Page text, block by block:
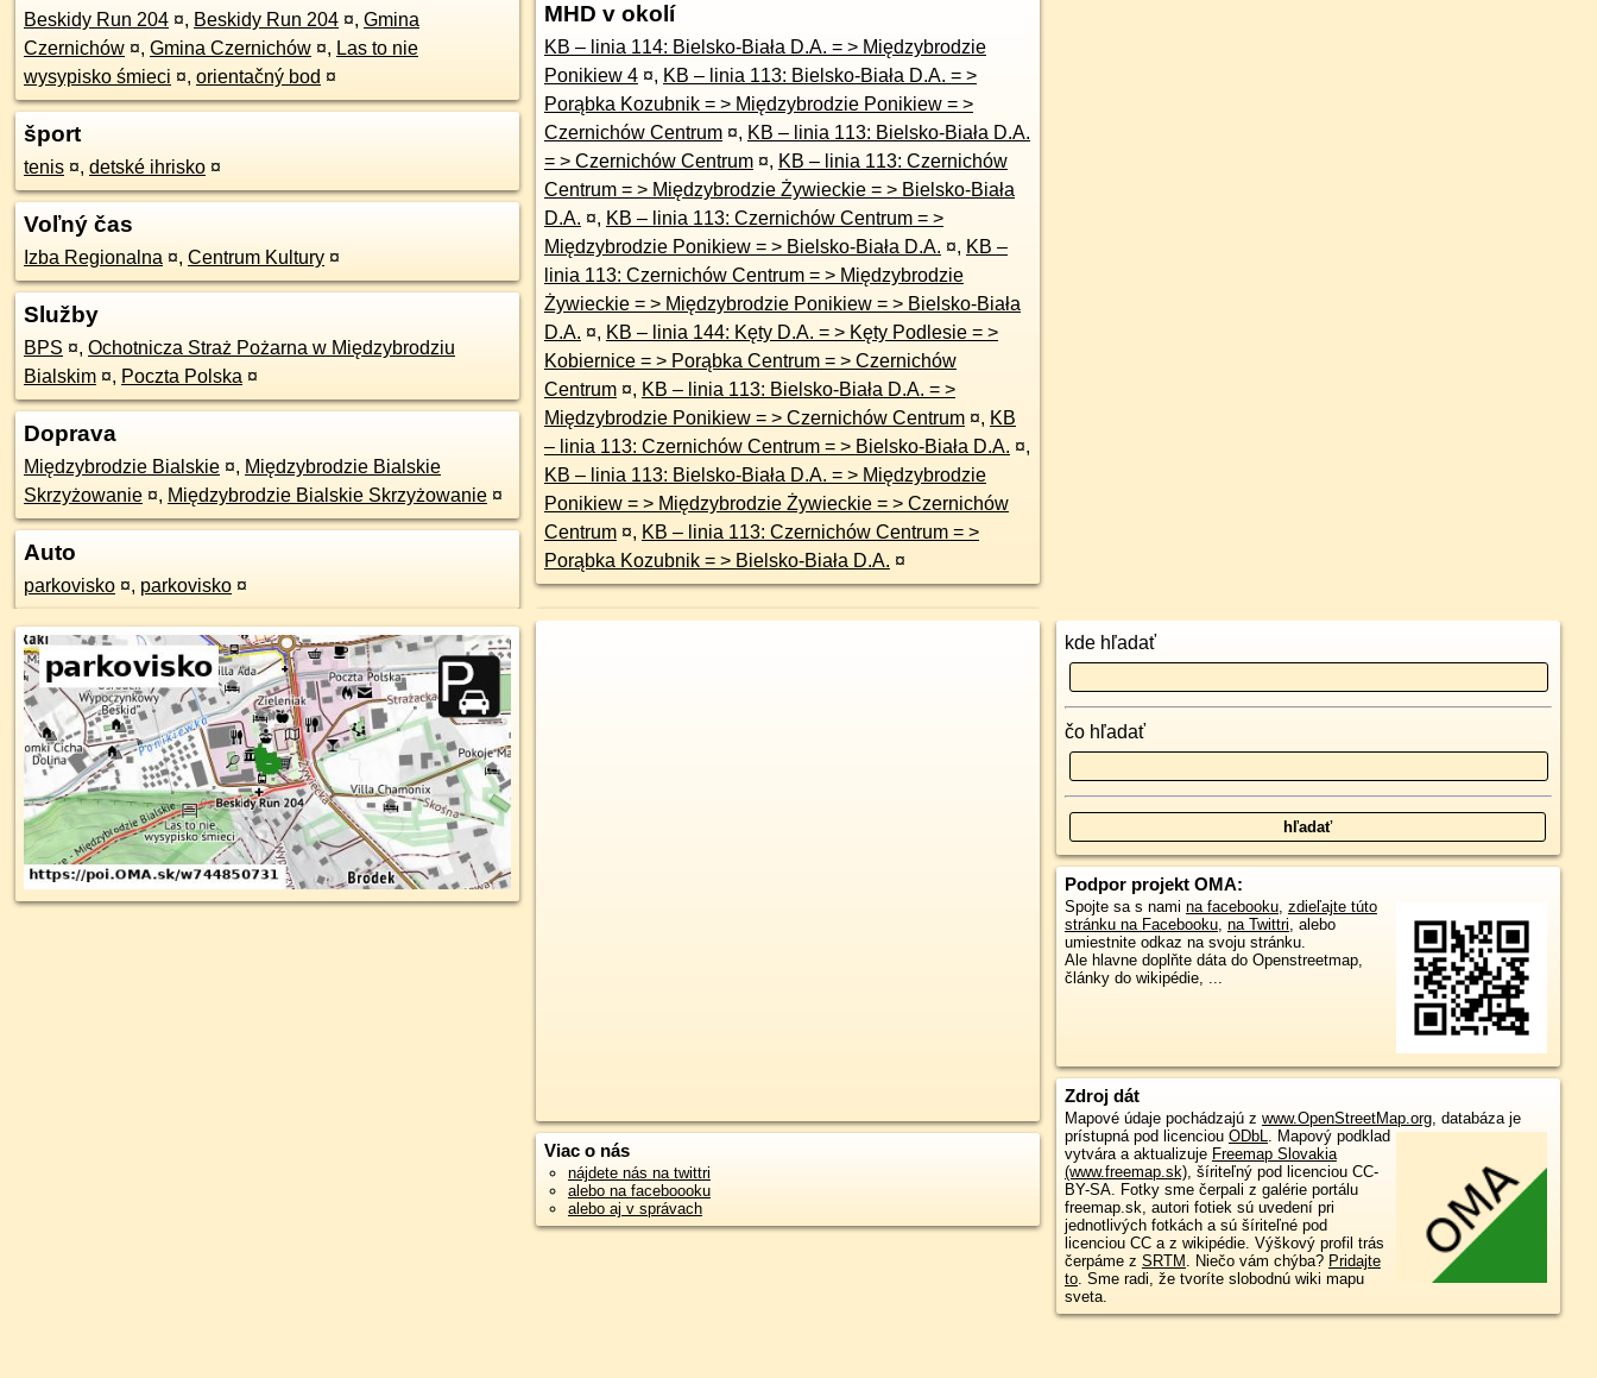
Beskidy Run 204 ¤, Beskidy Run 204 ¤, Gmina
Czernichów ¤, Gmina Czernichów ¤, Las to nie
wysypisko śmieci ¤, orientačný bod ¤
šport
tenis ¤, detské ihrisko ¤
Voľný čas
Izba Regionalna ¤, Centrum Kultury ¤
Služby
BPS ¤, Ochotnicza Straż Pożarna w Międzybrodziu
Bialskim ¤, Poczta Polska ¤
Doprava
Międzybrodzie Bialskie ¤, Międzybrodzie Bialskie
Skrzyżowanie ¤, Międzybrodzie Bialskie Skrzyżowanie ¤
Auto
parkovisko ¤, parkovisko ¤
MHD v okolí
KB – linia 114: Bielsko-Biała D.A. = > Międzybrodzie
Ponikiew 4 ¤, KB – linia 113: Bielsko-Biała D.A. = >
Porąbka Kozubnik = > Międzybrodzie Ponikiew = >
Czernichów Centrum ¤, KB – linia 113: Bielsko-Biała D.A.
= > Czernichów Centrum ¤, KB – linia 113: Czernichów
Centrum = > Międzybrodzie Żywieckie = > Bielsko-Biała
D.A. ¤, KB – linia 113: Czernichów Centrum = >
Międzybrodzie Ponikiew = > Bielsko-Biała D.A. ¤, KB –
linia 113: Czernichów Centrum = > Międzybrodzie
Żywieckie = > Międzybrodzie Ponikiew = > Bielsko-Biała
D.A. ¤, KB – linia 144: Kęty D.A. = > Kęty Podlesie = >
Kobiernice = > Porąbka Centrum = > Czernichów
Centrum ¤, KB – linia 113: Bielsko-Biała D.A. = >
Międzybrodzie Ponikiew = > Czernichów Centrum ¤, KB
– linia 113: Czernichów Centrum = > Bielsko-Biała D.A. ¤,
KB – linia 113: Bielsko-Biała D.A. = > Międzybrodzie
Ponikiew = > Międzybrodzie Żywieckie = > Czernichów
Centrum ¤, KB – linia 113: Czernichów Centrum = >
Porąbka Kozubnik = > Bielsko-Biała D.A. ¤
Viac o nás
nájdete nás na twittri
alebo na faceboooku
alebo aj v správach
kde hľadať
čo hľadať
Podpor projekt OMA:
Spojte sa s nami na facebooku, zdieľajte túto
stránku na Facebooku, na Twittri, alebo
umiestnite odkaz na svoju stránku.
Ale hlavne doplňte dáta do Openstreetmap,
články do wikipédie, ...
Zdroj dát
Mapové údaje pochádzajú z www.OpenStreetMap.org, databáza je
prístupná pod licenciou ODbL. Mapový podklad
vytvára a aktualizuje Freemap Slovakia
(www.freemap.sk), šíriteľný pod licenciou CC-
BY-SA. Fotky sme čerpali z galérie portálu
freemap.sk, autori fotiek sú uvedení pri
jednotlivých fotkách a sú šíriteľné pod
licenciou CC a z wikipédie. Výškový profil trás
čerpáme z SRTM . Niečo vám chýba? Pridajte
to. Sme radi, že tvoríte slobodnú wiki mapu
sveta.